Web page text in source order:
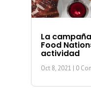
La
Food
actividad
Oct 8, 2021 | 0